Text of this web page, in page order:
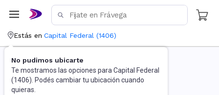
Estás en Capital Federal (1406)
No pudimos ubicarte
Te mostramos las opciones para Capital Federal
(1406). Podés cambiar tu ubicación cuando
quieras.